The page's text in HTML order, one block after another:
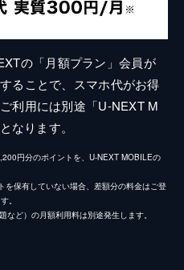
の「月額プラン」会員が
ることで、スマホ代がお得
利用には別途「U-NEXT M
なります。
円分のポイントを、U-NEXT MOBILEの
保有していない場合、差額分の料金はご登
。
ど）の月額利用料は別途発生します。